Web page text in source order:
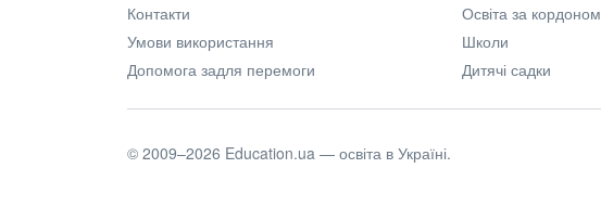
Контакти
Умови використання
Допомога задля перемоги
Освіта за кордоном
Школи
Дитячі садки
© 2009–2026 Education.ua — освіта в Україні.